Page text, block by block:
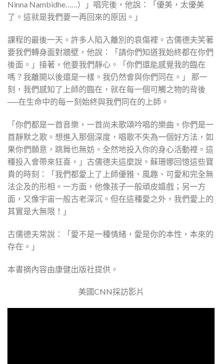
Ninna Nambidhe……）」唱完後，他說：「優美，太優美
了。這就是我們要一再回來的原因。」
課程的最後一天。許多人陷入離別的哀傷裡。古儒德夫笑著
要我們轉身面對牆壁，他說：「請你們知道我始終都在你們
後面。」接著，他要我們靜心。「你們還能感覺我的臨在
嗎？我離開以後還是一樣。我仍然會與你們同在。」 那一
刻，我們感知了上師的臨在，就在每一個可觸之物的背後
──在生命中的每一刻始終與我們同在的上師。
「你們都是一首音樂，一首尚未歌頌吟唱的樂曲。你們是一
首靜默之歌。想進入那個深度，唱歌不失為一個好方法，如
果你們願意，跳舞也無妨。全然地投入你的身心活動裡。這
種投入會帶來狂喜，」古儒德夫這麼說。蘇珊娜回憶這些寶
貴的時刻：「我們都愛上了上師優雅、風趣、可愛和完全無
法企及的形相。一方面，他像孩子一般頑皮嬉戲；另一方
面，又像宇宙一般古老深沉。但在這種愛之外，我們愛上的
其實是大無限！」
古儒德夫常說：「愛不是一種情緒，愛是你的本性，本來的
存在。」
本書摘內容由康健出版社提供。
美國CNN採訪影片